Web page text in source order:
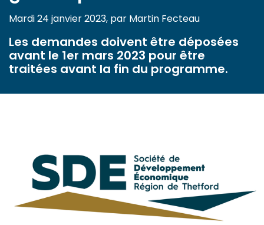
Mardi 24 janvier 2023, par Martin Fecteau
Les demandes doivent être déposées
avant le 1er mars 2023 pour être
traitées avant la fin du programme.